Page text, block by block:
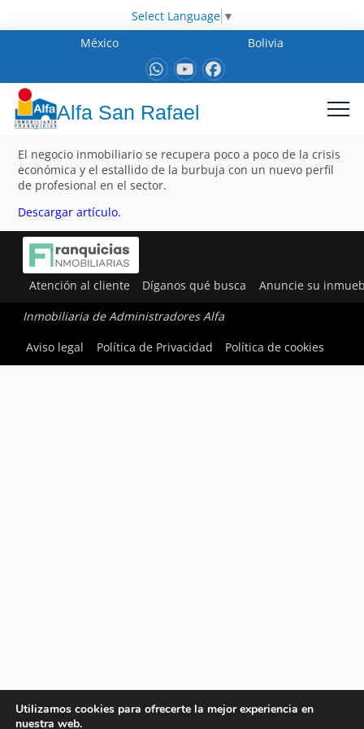
Select Language ▼
México
Bolivia
Alfa San Rafael
El negocio inmobiliario se recupera poco a poco de la crisis
económica y el estallido de la burbuja con un nuevo perfil
de profesional en el sector.
Descargar artículo.
Atención al cliente Díganos qué busca Anuncie su
Inmobiliaria de Administradores Alfa
Aviso legal
Política de Privacidad Política de cookies
Utilizamos cookies para ofrecerte la mejor experiencia en
nuestra web.